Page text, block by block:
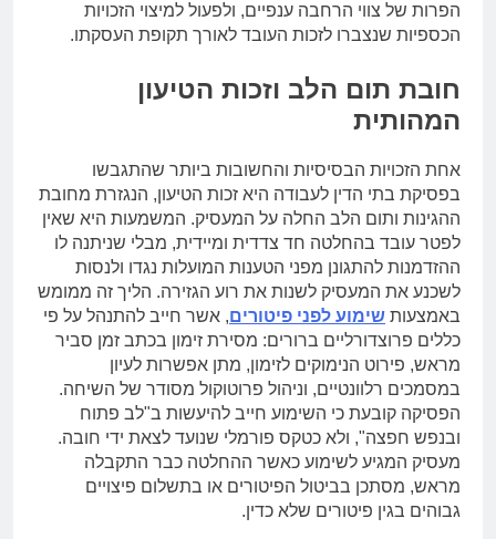
הפרות של צווי הרחבה ענפיים, ולפעול למיצוי הזכויות
הכספיות שנצברו לזכות העובד לאורך תקופת העסקתו.
חובת תום הלב וזכות הטיעון
המהותית
אחת הזכויות הבסיסיות והחשובות ביותר שהתגבשו
בפסיקת בתי הדין לעבודה היא זכות הטיעון, הנגזרת מחובת
ההגינות ותום הלב החלה על המעסיק. המשמעות היא שאין
לפטר עובד בהחלטה חד צדדית ומיידית, מבלי שניתנה לו
ההזדמנות להתגונן מפני הטענות המועלות נגדו ולנסות
לשכנע את המעסיק לשנות את רוע הגזירה. הליך זה ממומש
באמצעות שימוע לפני פיטורים, אשר חייב להתנהל על פי
כללים פרוצדורליים ברורים: מסירת זימון בכתב זמן סביר
מראש, פירוט הנימוקים לזימון, מתן אפשרות לעיון
במסמכים רלוונטיים, וניהול פרוטוקול מסודר של השיחה.
הפסיקה קובעת כי השימוע חייב להיעשות ב"לב פתוח
ובנפש חפצה", ולא כטקס פורמלי שנועד לצאת ידי חובה.
מעסיק המגיע לשימוע כאשר ההחלטה כבר התקבלה
מראש, מסתכן בביטול הפיטורים או בתשלום פיצויים
גבוהים בגין פיטורים שלא כדין.